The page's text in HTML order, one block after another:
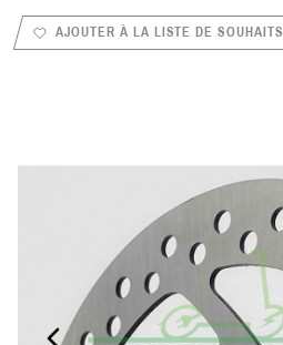
AJOUTER À LA LISTE DE SOUHAITS
PREVIOUS_SLIDE